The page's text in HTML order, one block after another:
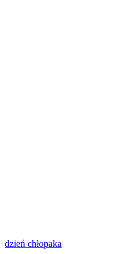
dzień chłopaka